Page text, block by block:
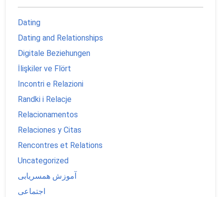
Dating
Dating and Relationships
Digitale Beziehungen
İlişkiler ve Flört
Incontri e Relazioni
Randki i Relacje
Relacionamentos
Relaciones y Citas
Rencontres et Relations
Uncategorized
آموزش همسریابی
اجتماعی